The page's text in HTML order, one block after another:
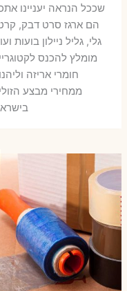
שככל הנראה יעניינו
הם ארגז סרט דבק,
גלי, גליל ניילון בועות
מומלץ להכנס
חומרי אריזה
ממחירי מבצע